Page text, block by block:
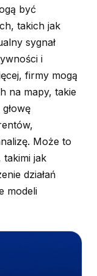
być
takich jak
sygnał
i
firmy mogą
na mapy, takie
Może to
takimi jak
działań
modeli